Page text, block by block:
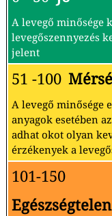
A levegő minősége
levegőszennyezés
jelent
51 -100
A levegő minősége
anyagok esetében
adhat okot olyan
érzékenyek a
101-150